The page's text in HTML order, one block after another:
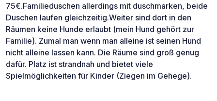
75€.Familieduschen allerdings mit duschmarken, beide
Duschen laufen gleichzeitig.Weiter sind dort in den
Räumen keine Hunde erlaubt (mein Hund gehört zur
Familie). Zumal man wenn man alleine ist seinen Hund
nicht alleine lassen kann. Die Räume sind groß genug
dafür. Platz ist strandnah und bietet viele
Spielmöglichkeiten für Kinder (Ziegen im Gehege).